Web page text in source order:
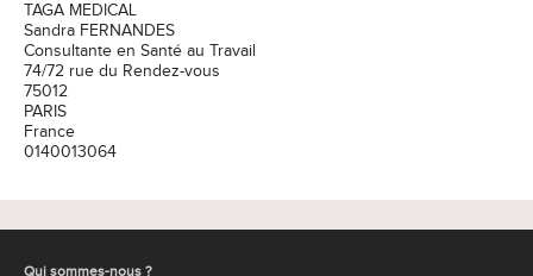
TAGA MEDICAL
Sandra FERNANDES
Consultante en Santé au Travail
74/72 rue du Rendez-vous
75012
PARIS
France
0140013064
Qui sommes-nous ?